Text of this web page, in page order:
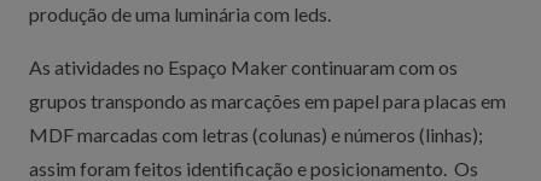
produção de uma luminária com leds.
As atividades no Espaço Maker continuaram com os
grupos transpondo as marcações em papel para placas em
MDF marcadas com letras (colunas) e números (linhas);
assim foram feitos identificação e posicionamento. Os